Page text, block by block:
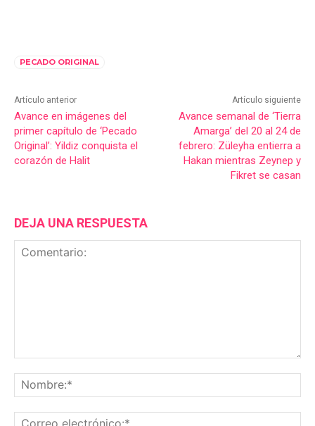
PECADO ORIGINAL
Artículo anterior
Avance en imágenes del
primer capítulo de ‘Pecado
Original’: Yildiz conquista el
corazón de Halit
Artículo siguiente
Avance semanal de ‘Tierra
Amarga’ del 20 al 24 de
febrero: Züleyha entierra a
Hakan mientras Zeynep y
Fikret se casan
DEJA UNA RESPUESTA